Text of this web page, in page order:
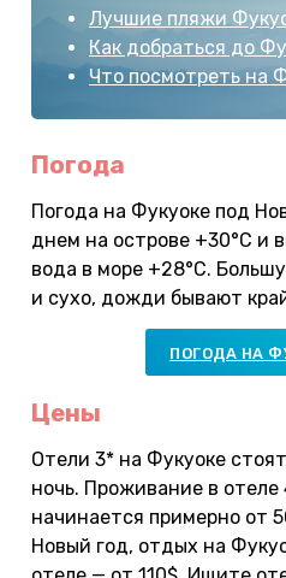
Лучшие пляжи
Как добраться до
Что посмотреть на
Погода
Погода на Фукуоке под
днем на острове +30°С и
вода в море +28°С.
и сухо, дожди бывают
ПОГОДА НА
Цены
Отели 3* на Фукуоке
ночь. Проживание в отеле
начинается примерно от
Новый год, отдых на